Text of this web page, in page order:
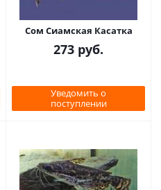
Сом Сиамская Касатка
273 руб.
Уведомить о
поступлении